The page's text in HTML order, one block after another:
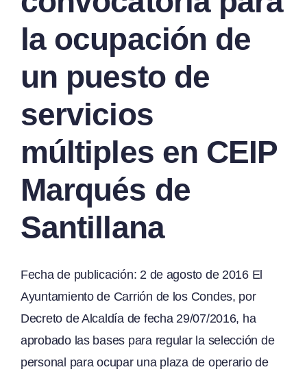
la ocupación de
un puesto de
servicios
múltiples en CEIP
Marqués de
Santillana
Fecha de publicación: 2 de agosto de 2016 El
Ayuntamiento de Carrión de los Condes, por
Decreto de Alcaldía de fecha 29/07/2016, ha
aprobado las bases para regular la selección de
personal para ocupar una plaza de operario de